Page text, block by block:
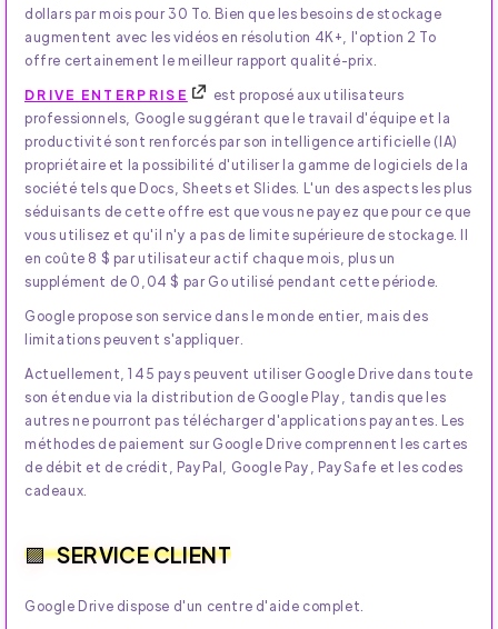
dollars par mois pour 30 To. Bien que les besoins de stockage
augmentent avec les vidéos en résolution 4K+, l'option 2 To
offre certainement le meilleur rapport qualité-prix.
DRIVE ENTERPRISE
est proposé aux utilisateurs
professionnels, Google suggérant que le travail d'équipe et la
productivité sont renforcés par son intelligence artificielle (IA)
propriétaire et la possibilité d'utiliser la gamme de logiciels de la
société tels que Docs, Sheets et Slides. L'un des aspects les plus
séduisants de cette offre est que vous ne payez que pour ce que
vous utilisez et qu'il n'y a pas de limite supérieure de stockage. Il
en coûte 8 $ par utilisateur actif chaque mois, plus un
supplément de 0,04 $ par Go utilisé pendant cette période.
Google propose son service dans le monde entier, mais des
limitations peuvent s'appliquer.
Actuellement, 145 pays peuvent utiliser Google Drive dans toute
son étendue via la distribution de Google Play, tandis que les
autres ne pourront pas télécharger d'applications payantes. Les
méthodes de paiement sur Google Drive comprennent les cartes
de débit et de crédit, PayPal, Google Pay, PaySafe et les codes
cadeaux.
SERVICE CLIENT
Google Drive dispose d'un centre d'aide complet.